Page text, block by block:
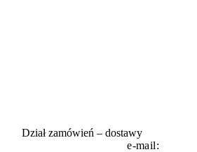
Dział zamówień – dostawy
09 11 e-mail: